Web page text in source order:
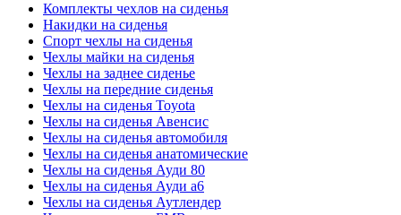
Комплекты чехлов на сиденья
Накидки на сиденья
Спорт чехлы на сиденья
Чехлы майки на сиденья
Чехлы на заднее сиденье
Чехлы на передние сиденья
Чехлы на сиденья Toyota
Чехлы на сиденья Авенсис
Чехлы на сиденья автомобиля
Чехлы на сиденья анатомические
Чехлы на сиденья Ауди 80
Чехлы на сиденья Ауди а6
Чехлы на сиденья Аутлендер